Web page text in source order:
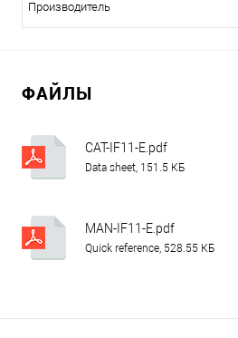
Производитель
ФАЙЛЫ
CAT-IF11-E.pdf
Data sheet, 151.5 КБ
MAN-IF11-E.pdf
Quick reference, 528.55 КБ